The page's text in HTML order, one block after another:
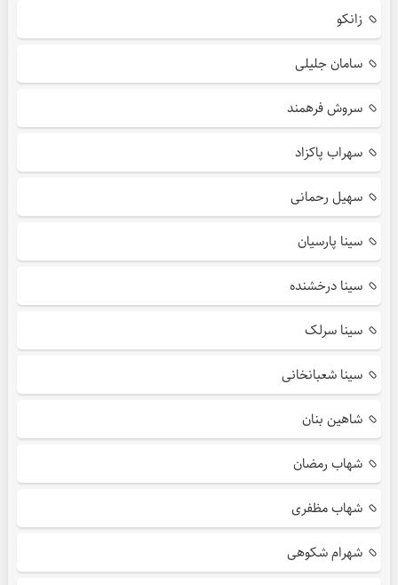
زانکو
سامان جلیلی
سروش فرهمند
سهراب پاکزاد
سهیل رحمانی
سینا پارسیان
سینا درخشنده
سینا سرلک
سینا شعبانخانی
شاهین بنان
شهاب رمضان
شهاب مظفری
شهرام شکوهی